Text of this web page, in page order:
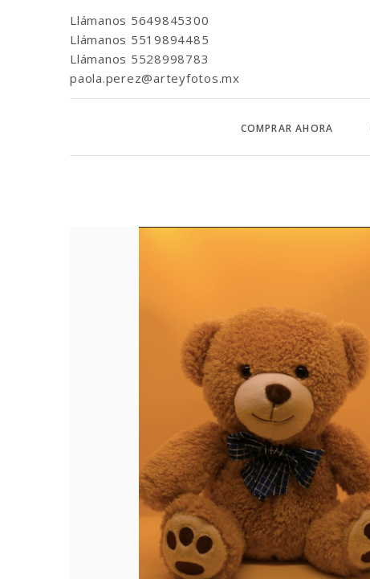
Llámanos 5649845300
Llámanos 5519894485
Llámanos 5528998783
paola.perez@arteyfotos.mx
COMPRAR AHORA